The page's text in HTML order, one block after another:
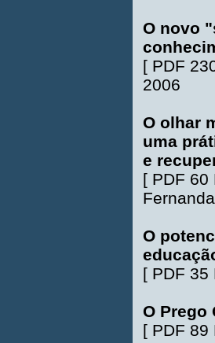
O novo
[ PDF
2006
O olhar
uma
e
[ PDF 60
O
[ PDF 35
O Prego
[ PDF 89